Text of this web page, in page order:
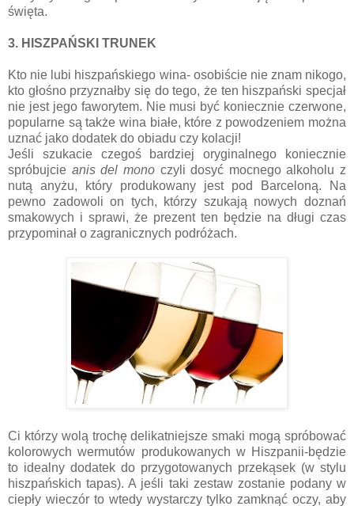
święta.
3. HISZPAŃSKI TRUNEK
Kto nie lubi hiszpańskiego wina- osobiście nie znam nikogo,
kto głośno przyznałby się do tego, że ten hiszpański specjał
nie jest jego faworytem. Nie musi być koniecznie czerwone,
popularne są także wina białe, które z powodzeniem można
uznać jako dodatek do obiadu czy kolacji!
Jeśli szukacie czegoś bardziej oryginalnego koniecznie
spróbujcie anis del monoczyli dosyć mocnego alkoholu z
nutą anyżu, który produkowany jest pod Barceloną. Na
pewno zadowoli on tych, którzy szukają nowych doznań
smakowych i sprawi, że prezent ten będzie na długi czas
przypominał o zagranicznych podróżach.
Ci którzy wolą trochę delikatniejsze smaki mogą spróbować
kolorowych wermutów produkowanych w Hiszpanii-będzie
to idealny dodatek do przygotowanych przekąsek (w stylu
hiszpańskich tapas). A jeśli taki zestaw zostanie podany w
ciepły wieczór to wtedy wystarczy tylko zamknąć oczy, aby